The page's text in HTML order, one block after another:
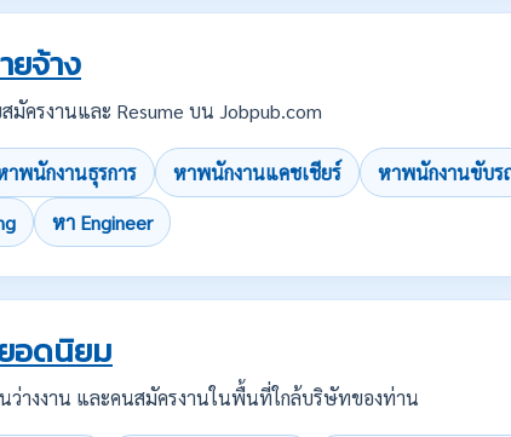
จ้าง
ครงานและ Resume บน Jobpub.com
าพนักงานธุรการ หาพนักงานแคชเชียร์ หาพนักงานขับร
หา Engineer
อดนิยม
ว่างงาน และคนสมัครงานในพื้นที่ใกล้บริษัทของท่าน